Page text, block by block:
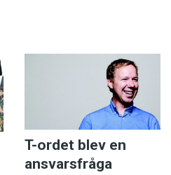
T-ordet blev en
ansvarsfråga